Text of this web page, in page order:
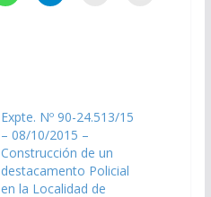
Expte. Nº 90-24.513/15
– 08/10/2015 –
Construcción de un
destacamento Policial
en la Localidad de